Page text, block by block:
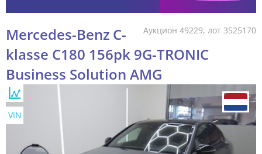
Аукцион 49229, лот 3525170
Mercedes-Benz C-
klasse C180 156pk 9G-TRONIC
Business Solution AMG
VIN